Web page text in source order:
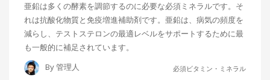
亜鉛は多くの酵素を調節するのに必要な必須ミネラルです。そ
れは抗酸化物質と免疫増進補助剤です。亜鉛は、病気の頻度を
減らし、テストステロンの最適レベルをサポートするために最
も一般的に補足されています。
By管理人 必須ビタミン・ミネラル